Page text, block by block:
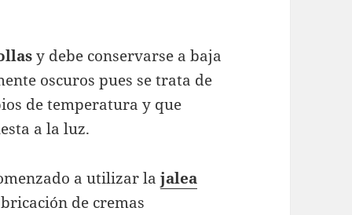
y debe conservarse a baja
oscuros pues se trata de
de temperatura y que
a la luz.
a utilizar lajalea
de cremas